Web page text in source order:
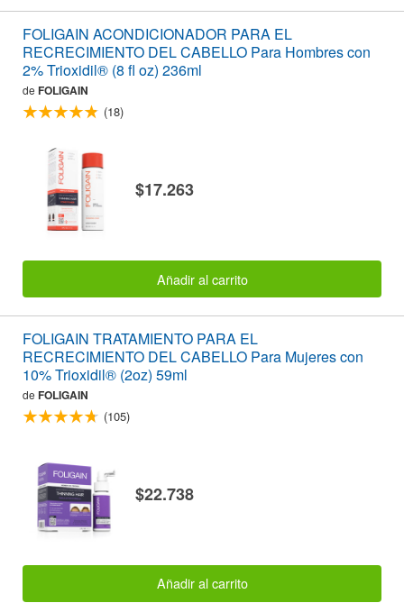
FOLIGAIN ACONDICIONADOR PARA EL
RECRECIMIENTO DEL CABELLO Para Hombres con
2% Trioxidil® (8 fl oz) 236ml
de FOLIGAIN
(18)
$17.263
Añadir al carrito
FOLIGAIN TRATAMIENTO PARA EL
RECRECIMIENTO DEL CABELLO Para Mujeres con
10% Trioxidil® (2oz) 59ml
de FOLIGAIN
(105)
$22.738
Añadir al carrito